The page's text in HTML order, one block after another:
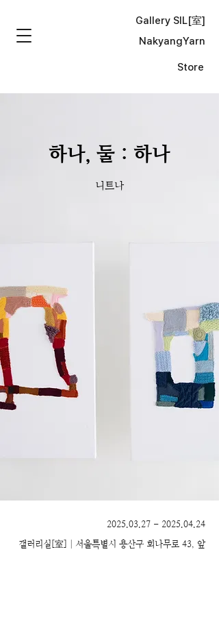
NakyangYarn
Store
Gallery SIL[室]
하나, 둘 : 하나
니트나
2025.03.27 - 2025.04.24
갤러리실[ 室 ]│서울특별시 용산구 회나무로 43, 앞